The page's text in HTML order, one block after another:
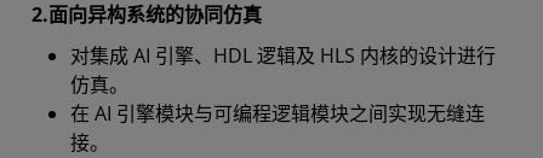
2.面向异构系统的协同仿真
对集成 AI 引擎、HDL 逻辑及 HLS 内核的设计进行
仿真。
在 AI 引擎模块与可编程逻辑模块之间实现无缝连
接。